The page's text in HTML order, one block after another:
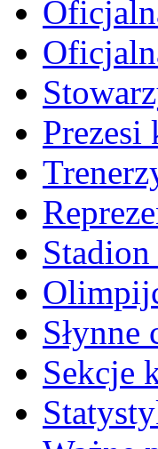
Prezesi
Słynne
Sekcje